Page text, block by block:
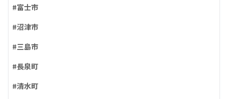
#富士市
#沼津市
#三島市
#長泉町
#清水町